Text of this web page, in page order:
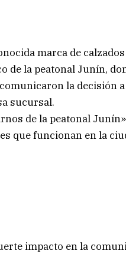
marca de
de la peatonal Junín,
la decisión
sucursal.
de la peatonal
que funcionan en la
impacto en la